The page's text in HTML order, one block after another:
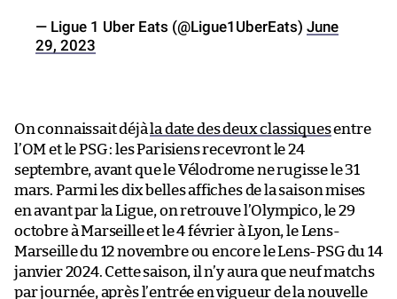
— Ligue 1 Uber Eats (@Ligue1UberEats) June
29, 2023
On connaissait déjà la date des deux classiquesentre
l’OM et le PSG : les Parisiens recevront le 24
septembre, avant que le Vélodrome ne rugisse le 31
mars. Parmi les dix belles affiches de la saison mises
en avant par la Ligue, on retrouve l’Olympico, le 29
octobre à Marseille et le 4 février à Lyon, le Lens-
Marseille du 12 novembre ou encore le Lens-PSG du 14
janvier 2024. Cette saison, il n’y aura que neuf matchs
par journée, après l’entrée en vigueur de la nouvelle